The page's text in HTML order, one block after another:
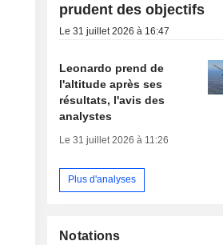
prudent des objectifs
Le 31 juillet 2026 à 16:47
Leonardo prend de
l'altitude après ses
résultats, l'avis des
analystes
Le 31 juillet 2026 à 11:26
Plus d'analyses
Notations